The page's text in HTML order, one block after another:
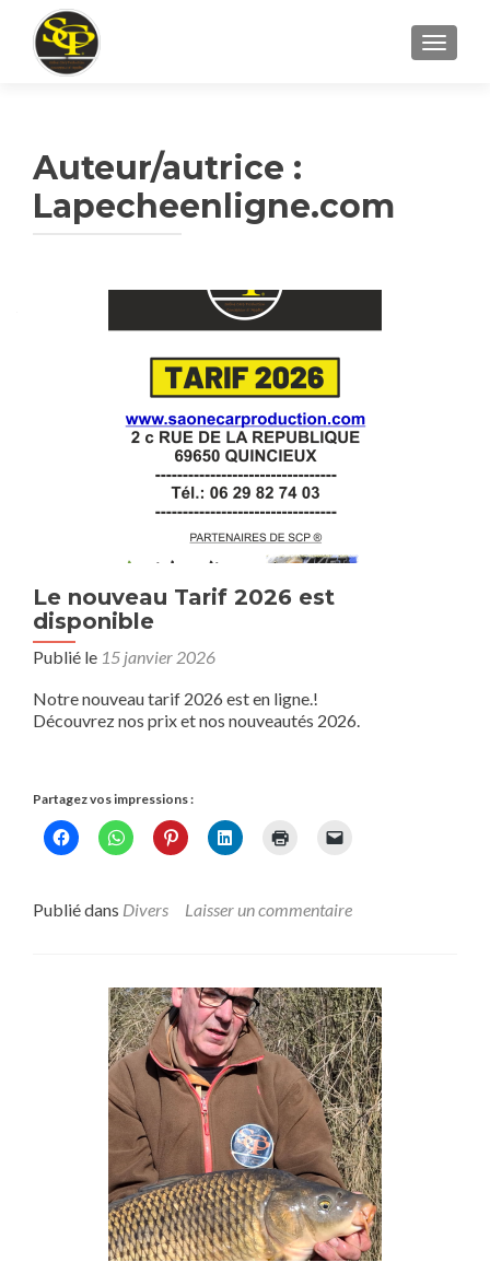
Auteur/autrice :
Lapecheenligne.com
Le nouveau Tarif 2026 est
disponible
Publié le 15 janvier 2026
Notre nouveau tarif 2026 est en ligne.!
Découvrez nos prix et nos nouveautés 2026.
Partagez vos impressions :
Publié dans Divers Laisser un commentaire
Navigation
articles